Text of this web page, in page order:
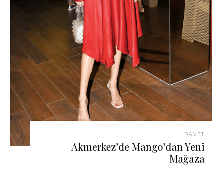
DAVET
Akmerkez’de Mango’dan Yeni
Mağaza